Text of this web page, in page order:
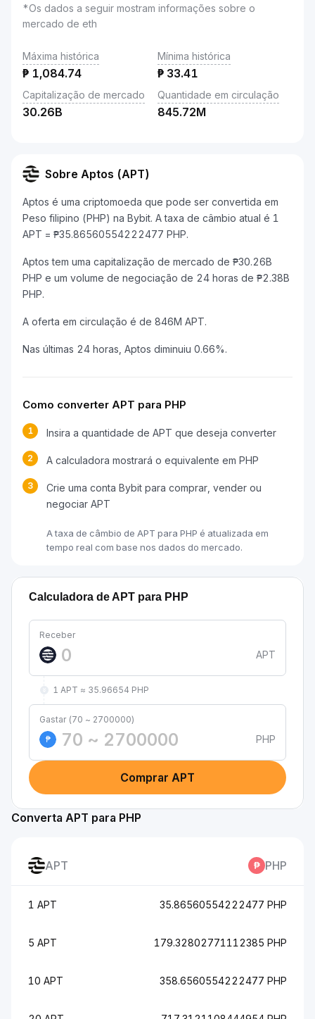
*Os dados a seguir mostram informações sobre o
mercado de eth
Máxima histórica
₱ 1,084.74
Mínima histórica
₱ 33.41
Capitalização de mercado
30.26B
Quantidade em circulação
845.72M
Sobre Aptos (APT)
Aptos é uma criptomoeda que pode ser convertida em
Peso filipino (PHP) na Bybit. A taxa de câmbio atual é 1
APT = ₱35.86560554222477 PHP.
Aptos tem uma capitalização de mercado de ₱30.26B
PHP e um volume de negociação de 24 horas de ₱2.38B
PHP.
A oferta em circulação é de 846M APT.
Nas últimas 24 horas, Aptos diminuiu 0.66%.
Como converter APT para PHP
1 Insira a quantidade de APT que deseja converter
2 A calculadora mostrará o equivalente em PHP
3
Crie uma conta Bybit para comprar, vender ou
negociar APT
A taxa de câmbio de APT para PHP é atualizada em
tempo real com base nos dados do mercado.
Calculadora de APT para PHP
Receber
APT
1 APT ≈ 35.96654 PHP
Gastar (70 ~ 2700000)
₱
PHP
Comprar APT
Converta APT para PHP
APT PHP
1 APT 35.86560554222477 PHP
5 APT 179.32802771112385 PHP
10 APT 358.6560554222477 PHP